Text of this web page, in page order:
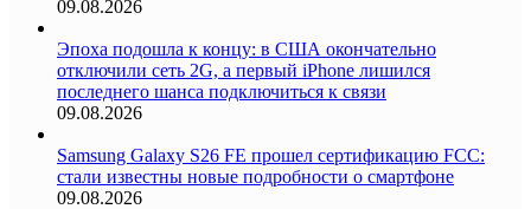
09.08.2026
Эпоха подошла к концу: в США окончательно
отключили сеть 2G, а первый iPhone лишился
последнего шанса подключиться к связи
09.08.2026
Samsung Galaxy S26 FE прошел сертификацию FCC:
стали известны новые подробности о смартфоне
09.08.2026